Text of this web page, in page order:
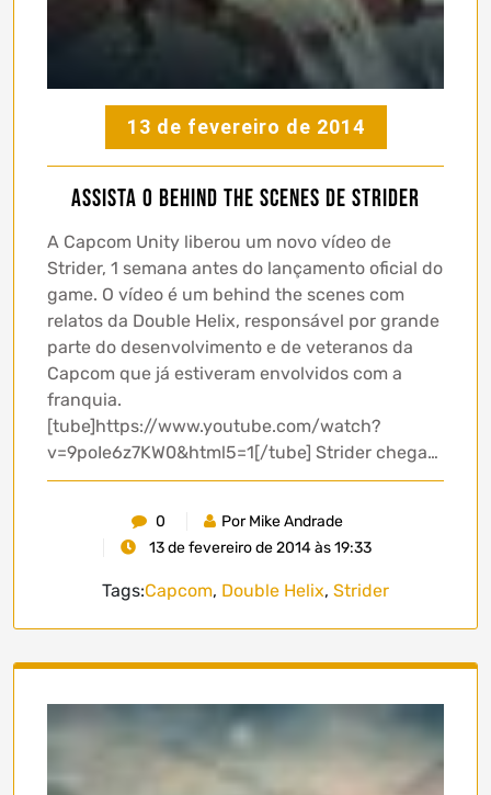
13 de fevereiro de 2014
Assista o Behind the Scenes de Strider
A Capcom Unity liberou um novo vídeo de
Strider, 1 semana antes do lançamento oficial do
game. O vídeo é um behind the scenes com
relatos da Double Helix, responsável por grande
parte do desenvolvimento e de veteranos da
Capcom que já estiveram envolvidos com a
franquia.
[tube]https://www.youtube.com/watch?
v=9poIe6z7KW0&html5=1[/tube] Strider chega…
0
Por Mike Andrade
13 de fevereiro de 2014 às 19:33
Tags:Capcom, Double Helix, Strider